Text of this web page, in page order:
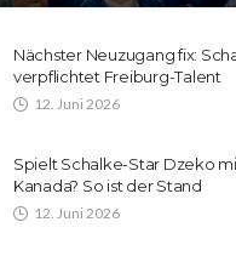
Nächster Neuzugang fix:
verpflichtet Freiburg-Talent
12. Juni 2026
Spielt Schalke-Star Dzeko
Kanada? So ist der Stand
12. Juni 2026